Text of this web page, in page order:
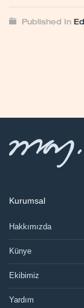
Published In
Kurumsal
Hakkımızda
Künye
Ekibimiz
Yardım